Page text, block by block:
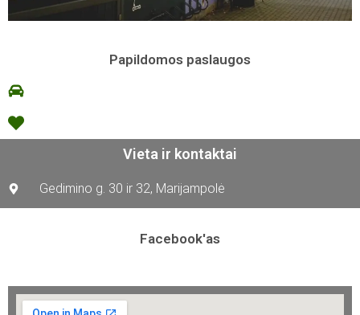
Papildomos paslaugos
Vieta ir kontaktai
Gedimino g. 30 ir 32, Marijampolė
Facebook'as